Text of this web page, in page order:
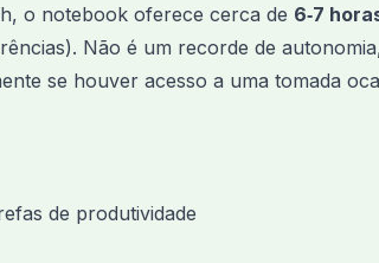
o notebook oferece cerca de 6‑7
Não é um recorde de
se houver acesso a uma tomada
de produtividade